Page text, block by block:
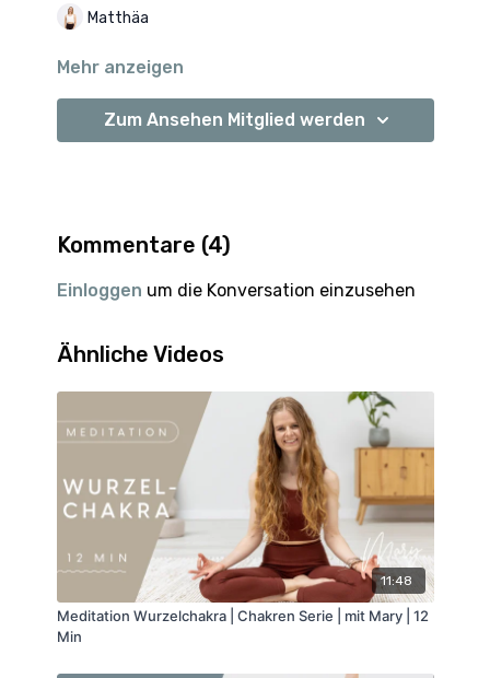
Matthäa
Mehr anzeigen
Zum Ansehen Mitglied werden
Kommentare (4)
Einloggen um die Konversation einzusehen
Ähnliche Videos
11:48
Meditation Wurzelchakra | Chakren Serie | mit Mary | 12
Min